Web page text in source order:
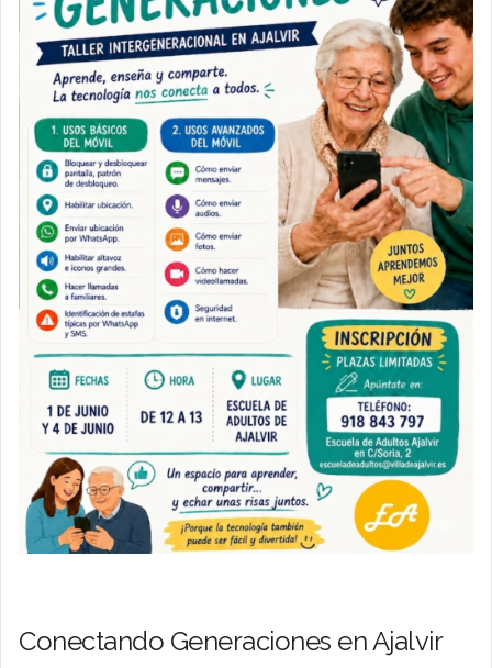
Conectando Generaciones en Ajalvir